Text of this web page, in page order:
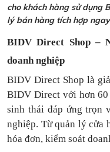
cho khách hàng sử dụng
lý bán hàng tích hợp
BIDV Direct Shop –
doanh nghiệp
BIDV Direct Shop là
BIDV Direct với hơn
sinh thái đáp ứng trọn
nghiệp. Từ quản lý cửa
hóa đơn, kiểm soát